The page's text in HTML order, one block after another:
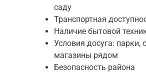
саду
Транспортная
Наличие бытовой
Условия досуга: парки,
магазины рядом
Безопасность района